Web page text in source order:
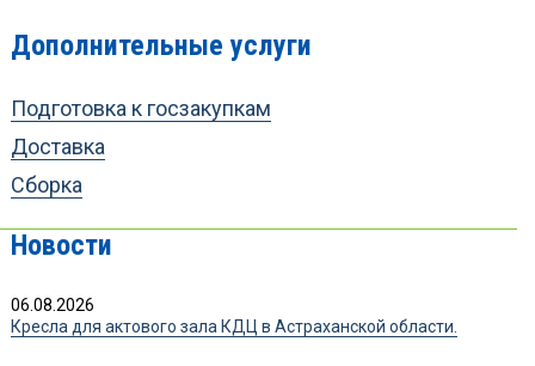
Дополнительные услуги
Подготовка к госзакупкам
Доставка
Сборка
Новости
06.08.2026
Кресла для актового зала КДЦ в Астраханской области.